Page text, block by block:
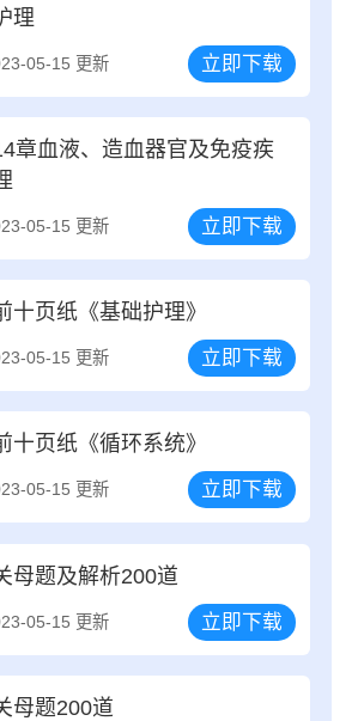
理
05-15 更新 立即下载
章血液、造血器官及免疫疾
05-15 更新 立即下载
十页纸《基础护理》
05-15 更新 立即下载
十页纸《循环系统》
05-15 更新 立即下载
母题及解析200道
05-15 更新 立即下载
母题200道